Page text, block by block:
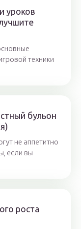
уроков
техники
бульон
не аппетитно
если вы
роста